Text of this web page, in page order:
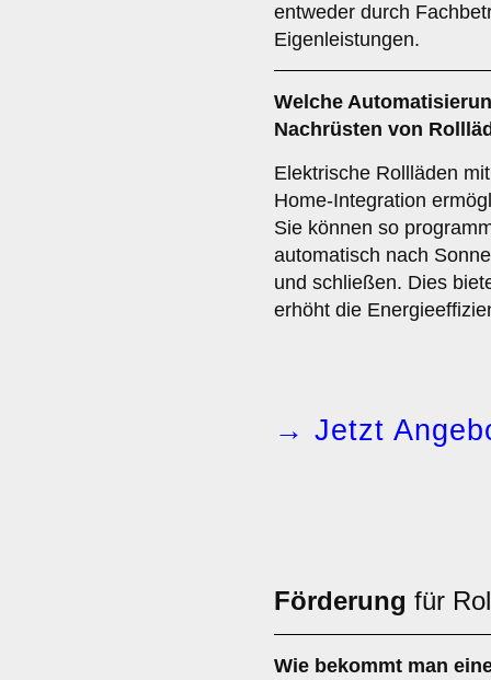
entweder durch
Eigenleistungen.
Welche
Nachrüsten von
Elektrische Rollläden
Home-Integration
Sie können so
automatisch nach
und schließen. Dies
erhöht die
→ Jetzt
Förderung für
Wie bekommt man